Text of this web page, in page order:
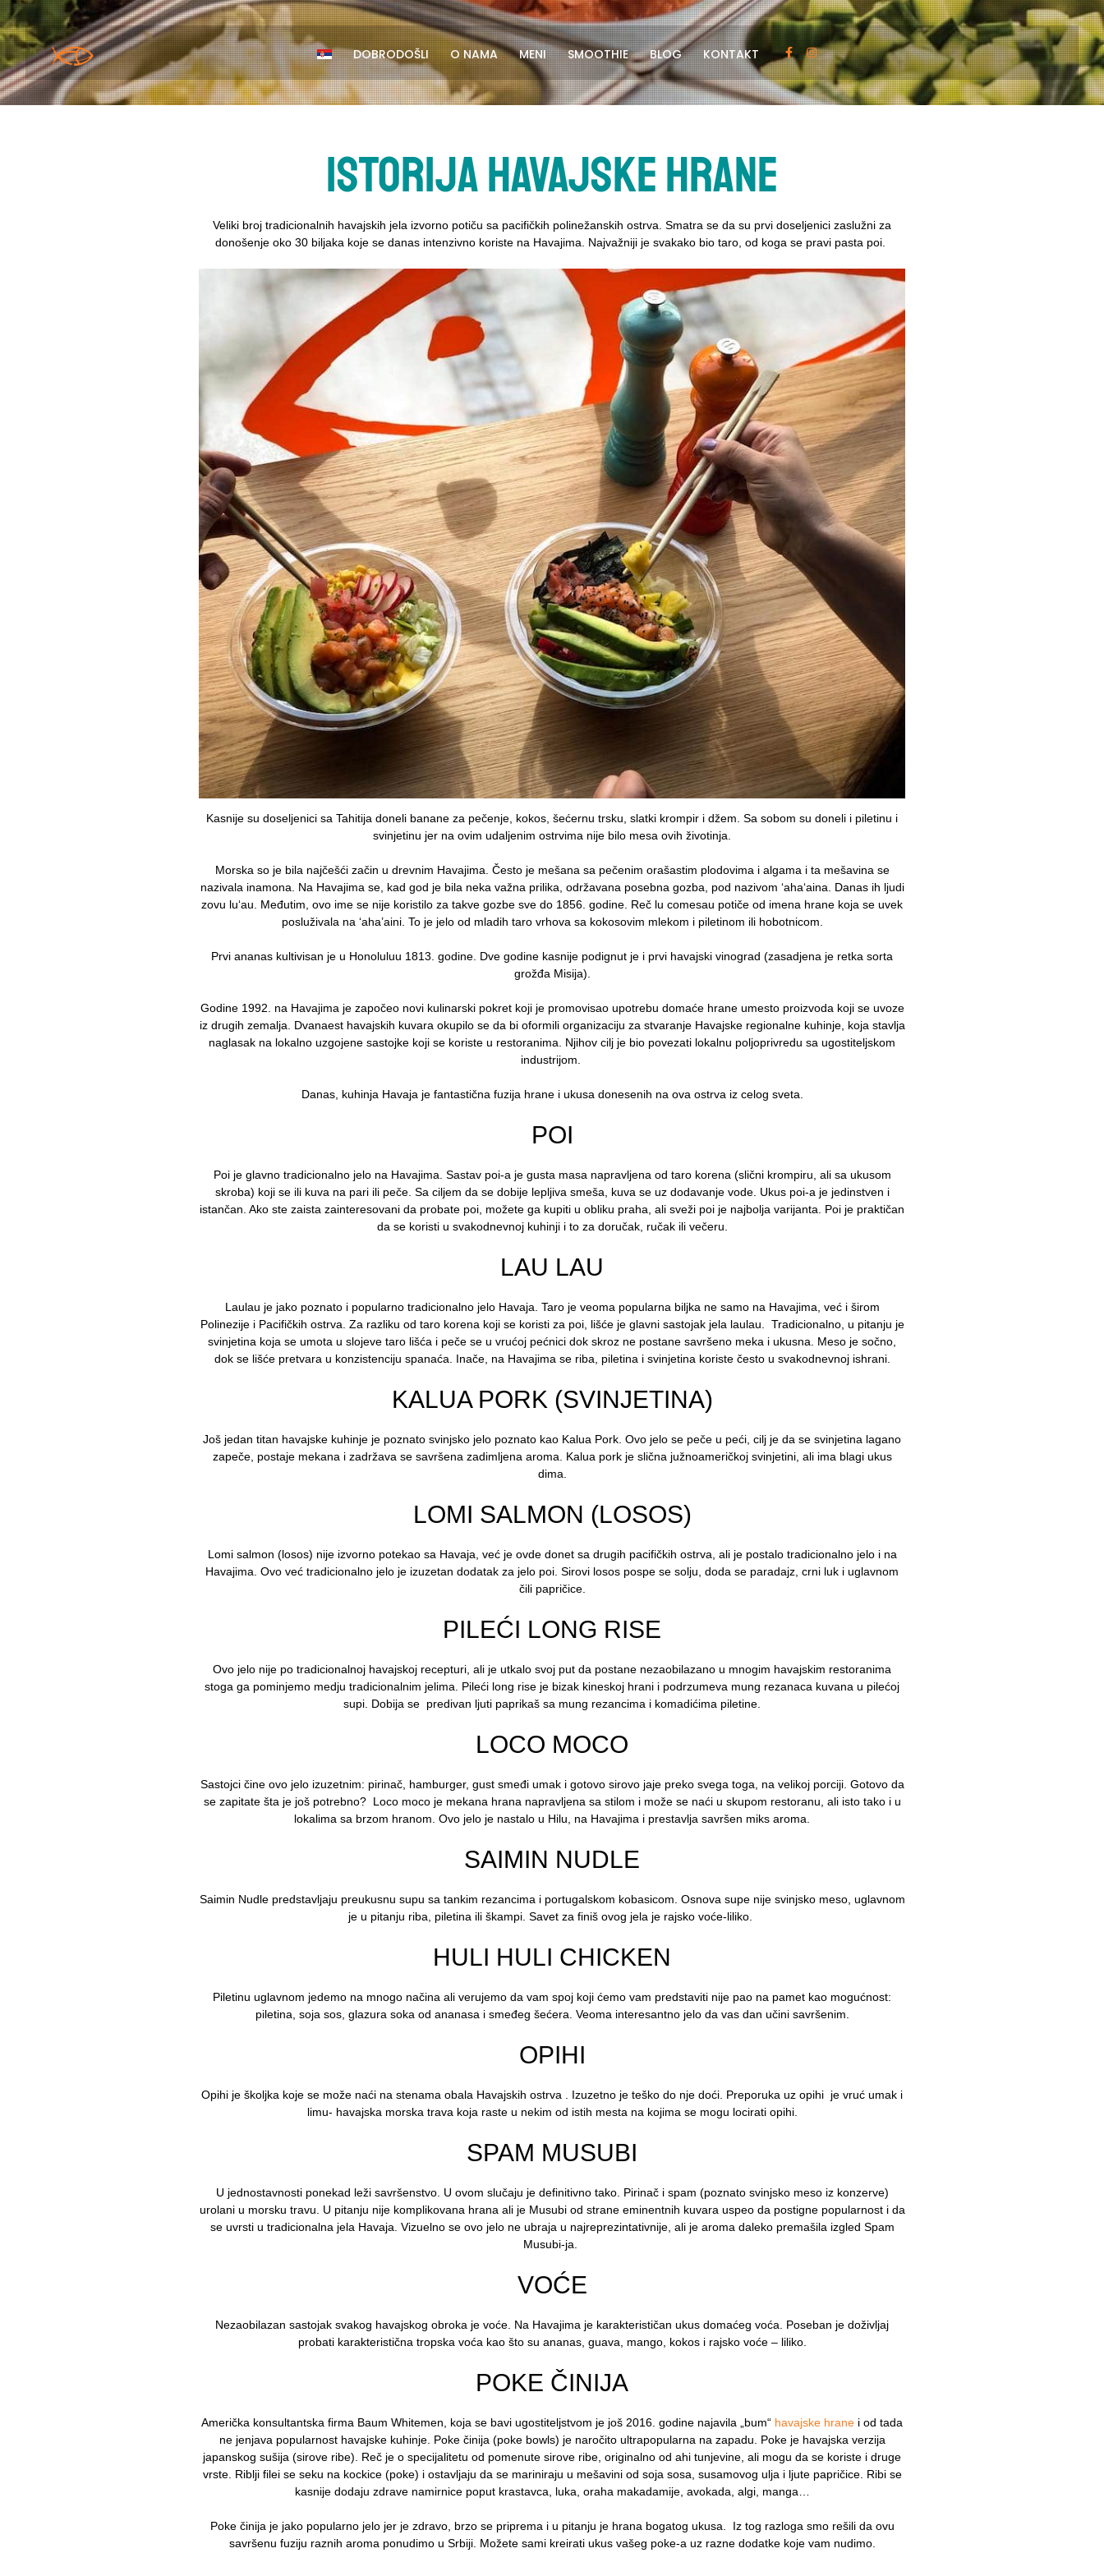
DOBRODOŠLI O NAMA MENI SMOOTHIE BLOG KONTAKT
Istorija havajske hrane
Veliki broj tradicionalnih havajskih jela izvorno potiču sa pacifičkih polinežanskih ostrva. Smatra se da su prvi doseljenici zaslužni za
donošenje oko 30 biljaka koje se danas intenzivno koriste na Havajima. Najvažniji je svakako bio taro, od koga se pravi pasta poi.
Kasnije su doseljenici sa Tahitija doneli banane za pečenje, kokos, šećernu trsku, slatki krompir i džem. Sa sobom su doneli i piletinu i
svinjetinu jer na ovim udaljenim ostrvima nije bilo mesa ovih životinja.
Morska so je bila najčešći začin u drevnim Havajima. Često je mešana sa pečenim orašastim plodovima i algama i ta mešavina se
nazivala inamona. Na Havajima se, kad god je bila neka važna prilika, održavana posebna gozba, pod nazivom ‘aha‘aina. Danas ih ljudi
zovu lu‘au. Međutim, ovo ime se nije koristilo za takve gozbe sve do 1856. godine. Reč lu comesau potiče od imena hrane koja se uvek
posluživala na ‘aha’aini. To je jelo od mladih taro vrhova sa kokosovim mlekom i piletinom ili hobotnicom.
Prvi ananas kultivisan je u Honoluluu 1813. godine. Dve godine kasnije podignut je i prvi havajski vinograd (zasadjena je retka sorta
grožđa Misija).
Godine 1992. na Havajima je započeo novi kulinarski pokret koji je promovisao upotrebu domaće hrane umesto proizvoda koji se uvoze
iz drugih zemalja. Dvanaest havajskih kuvara okupilo se da bi oformili organizaciju za stvaranje Havajske regionalne kuhinje, koja stavlja
naglasak na lokalno uzgojene sastojke koji se koriste u restoranima. Njihov cilj je bio povezati lokalnu poljoprivredu sa ugostiteljskom
industrijom.
Danas, kuhinja Havaja je fantastična fuzija hrane i ukusa donesenih na ova ostrva iz celog sveta.
POI
Poi je glavno tradicionalno jelo na Havajima. Sastav poi-a je gusta masa napravljena od taro korena (slični krompiru, ali sa ukusom
skroba) koji se ili kuva na pari ili peče. Sa ciljem da se dobije lepljiva smeša, kuva se uz dodavanje vode. Ukus poi-a je jedinstven i
istančan. Ako ste zaista zainteresovani da probate poi, možete ga kupiti u obliku praha, ali sveži poi je najbolja varijanta. Poi je praktičan
da se koristi u svakodnevnoj kuhinji i to za doručak, ručak ili večeru.
LAU LAU
Laulau je jako poznato i popularno tradicionalno jelo Havaja. Taro je veoma popularna biljka ne samo na Havajima, već i širom
Polinezije i Pacifičkih ostrva. Za razliku od taro korena koji se koristi za poi, lišće je glavni sastojak jela laulau. Tradicionalno, u pitanju je
svinjetina koja se umota u slojeve taro lišća i peče se u vrućoj pećnici dok skroz ne postane savršeno meka i ukusna. Meso je sočno,
dok se lišće pretvara u konzistenciju spanaća. Inače, na Havajima se riba, piletina i svinjetina koriste često u svakodnevnoj ishrani.
KALUA PORK (SVINJETINA)
Još jedan titan havajske kuhinje je poznato svinjsko jelo poznato kao Kalua Pork. Ovo jelo se peče u peći, cilj je da se svinjetina lagano
zapeče, postaje mekana i zadržava se savršena zadimljena aroma. Kalua pork je slična južnoameričkoj svinjetini, ali ima blagi ukus
dima.
LOMI SALMON (LOSOS)
Lomi salmon (losos) nije izvorno potekao sa Havaja, već je ovde donet sa drugih pacifičkih ostrva, ali je postalo tradicionalno jelo i na
Havajima. Ovo već tradicionalno jelo je izuzetan dodatak za jelo poi. Sirovi losos pospe se solju, doda se paradajz, crni luk i uglavnom
čili papričice.
PILEĆI LONG RISE
Ovo jelo nije po tradicionalnoj havajskoj recepturi, ali je utkalo svoj put da postane nezaobilazano u mnogim havajskim restoranima
stoga ga pominjemo medju tradicionalnim jelima. Pileći long rise je bizak kineskoj hrani i podrzumeva mung rezanaca kuvana u pilećoj
supi. Dobija se predivan ljuti paprikaš sa mung rezancima i komadićima piletine.
LOCO MOCO
Sastojci čine ovo jelo izuzetnim: pirinač, hamburger, gust smeđi umak i gotovo sirovo jaje preko svega toga, na velikoj porciji. Gotovo da
se zapitate šta je još potrebno? Loco moco je mekana hrana napravljena sa stilom i može se naći u skupom restoranu, ali isto tako i u
lokalima sa brzom hranom. Ovo jelo je nastalo u Hilu, na Havajima i prestavlja savršen miks aroma.
SAIMIN NUDLE
Saimin Nudle predstavljaju preukusnu supu sa tankim rezancima i portugalskom kobasicom. Osnova supe nije svinjsko meso, uglavnom
je u pitanju riba, piletina ili škampi. Savet za finiš ovog jela je rajsko voće-liliko.
HULI HULI CHICKEN
Piletinu uglavnom jedemo na mnogo načina ali verujemo da vam spoj koji ćemo vam predstaviti nije pao na pamet kao mogućnost:
piletina, soja sos, glazura soka od ananasa i smeđeg šećera. Veoma interesantno jelo da vas dan učini savršenim.
OPIHI
Opihi je školjka koje se može naći na stenama obala Havajskih ostrva . Izuzetno je teško do nje doći. Preporuka uz opihi je vruć umak i
limu- havajska morska trava koja raste u nekim od istih mesta na kojima se mogu locirati opihi.
SPAM MUSUBI
U jednostavnosti ponekad leži savršenstvo. U ovom slučaju je definitivno tako. Pirinač i spam (poznato svinjsko meso iz konzerve)
urolani u morsku travu. U pitanju nije komplikovana hrana ali je Musubi od strane eminentnih kuvara uspeo da postigne popularnost i da
se uvrsti u tradicionalna jela Havaja. Vizuelno se ovo jelo ne ubraja u najreprezintativnije, ali je aroma daleko premašila izgled Spam
Musubi-ja.
VOĆE
Nezaobilazan sastojak svakog havajskog obroka je voće. Na Havajima je karakterističan ukus domaćeg voća. Poseban je doživljaj
probati karakteristična tropska voća kao što su ananas, guava, mango, kokos i rajsko voće – liliko.
POKE ČINIJA
Američka konsultantska firma Baum Whitemen, koja se bavi ugostiteljstvom je još 2016. godine najavila „bum“ havajske hrane i od tada
ne jenjava popularnost havajske kuhinje. Poke činija (poke bowls) je naročito ultrapopularna na zapadu. Poke je havajska verzija
japanskog sušija (sirove ribe). Reč je o specijalitetu od pomenute sirove ribe, originalno od ahi tunjevine, ali mogu da se koriste i druge
vrste. Riblji filei se seku na kockice (poke) i ostavljaju da se mariniraju u mešavini od soja sosa, susamovog ulja i ljute papričice. Ribi se
kasnije dodaju zdrave namirnice poput krastavca, luka, oraha makadamije, avokada, algi, manga…
Poke činija je jako popularno jelo jer je zdravo, brzo se priprema i u pitanju je hrana bogatog ukusa. Iz tog razloga smo rešili da ovu
savršenu fuziju raznih aroma ponudimo u Srbiji. Možete sami kreirati ukus vašeg poke-a uz razne dodatke koje vam nudimo.